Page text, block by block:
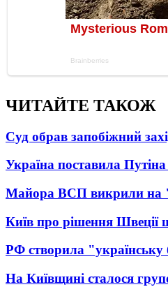
ЧИТАЙТЕ ТАКОЖ
Суд обрав запобіжний
Україна поставила
Майора ВСП викрили на
Київ про рішення Швеції
РФ створила
На Київщині сталося